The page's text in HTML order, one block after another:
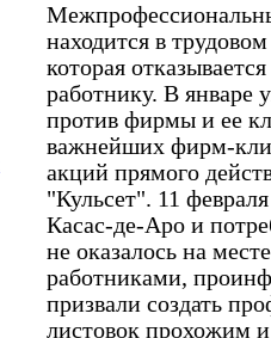
находится в
которая
работнику. В январе
против фирмы и ее
важнейших фирм-
акций прямого
"Кульсет". 11
Касас-де-Аро и
не оказалось на
работниками,
призвали создать
листовок прохожим